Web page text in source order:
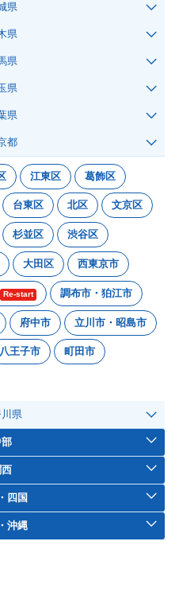
県
県
県
県
県
都
江東区 葛飾区
台東区 北区 文京区
杉並区 渋谷区
大田区 西東京市
Re-start 調布市・狛江市
府中市 立川市・昭島市
八王子市 町田市
県
四国
沖縄